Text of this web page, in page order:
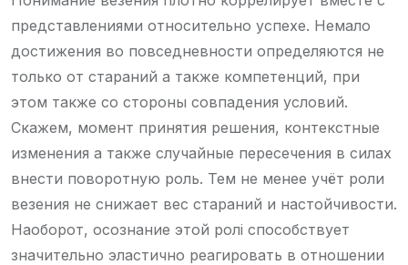
представлениями относительно успехе. Немало
достижения во повседневности определяются не
только от стараний а также компетенций, при
этом также со стороны совпадения условий.
Скажем, момент принятия решения, контекстные
изменения а также случайные пересечения в силах
внести поворотную роль. Тем не менее учёт роли
везения не снижает вес стараний и настойчивости.
Наоборот, осознание этой ролі способствует
значительно эластично реагировать в отношении